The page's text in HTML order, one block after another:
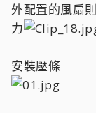
外配置的風扇
力
安裝壓條